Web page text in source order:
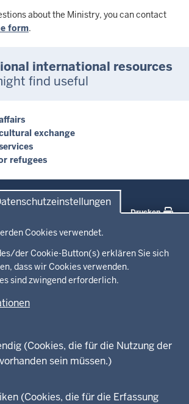
Cookies verwendet.
der Cookie-Button(s) erklären Sie sich
dass wir Cookies verwenden.
sind zwingend erforderlich.
(Cookies, die für die Nutzung der
sein müssen.)
(Cookies, die für die Erfassung
about the Ministry, you can contact
form.
international resources
find useful
exchange
refugees
Drucken
Lehre und Studium